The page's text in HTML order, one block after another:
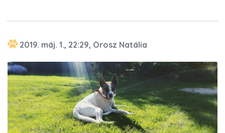
2019. máj. 1., 22:29, Orosz Natália